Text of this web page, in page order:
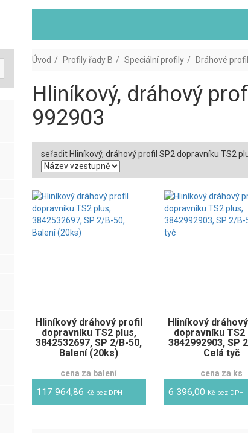
Úvod Profily řady B Speciální profily Dráhové
Hliníkový, dráhový
992903
seřadit Hliníkový, dráhový profil SP2 dopravníku TS2
Hliníkový dráhový profil
dopravníku TS2 plus,
3842532697, SP 2/B-50,
Balení (20ks)
cena za balení
117 964,86 Kč bez DPH
Hliníkový
dopravníku TS2
3842992903, SP
Celá tyč
cena za ks
6 396,00 Kč bez DPH